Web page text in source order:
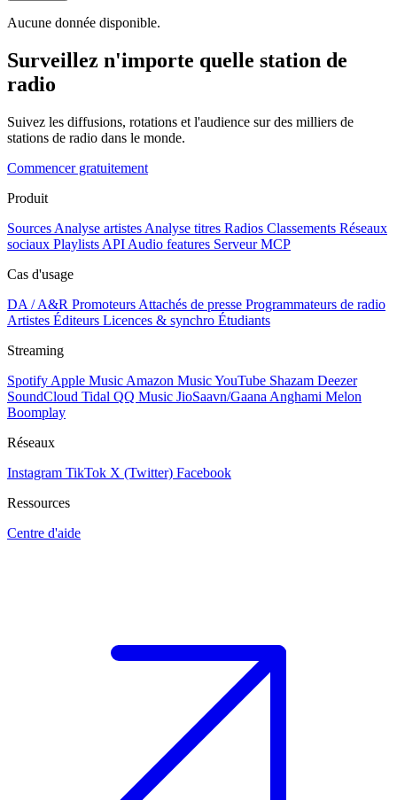
Aucune donnée disponible.
Surveillez n'importe quelle station de
radio
Suivez les diffusions, rotations et l'audience sur des milliers de
stations de radio dans le monde.
Commencer gratuitement
Produit
Sources Analyse artistes Analyse titres Radios Classements Réseaux
sociaux Playlists API Audio features Serveur MCP
Cas d'usage
DA / A&R Promoteurs Attachés de presse Programmateurs de radio
Artistes Éditeurs Licences & synchro Étudiants
Streaming
Spotify Apple Music Amazon MusicYouTube Shazam Deezer
SoundCloud Tidal QQ Music JioSaavn/Gaana Anghami Melon
Boomplay
Réseaux
Instagram TikTok X (Twitter) Facebook
Ressources
Centre d'aide